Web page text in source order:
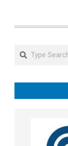
Search